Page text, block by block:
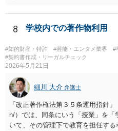
囲、⑥代償措置の有無といった判
れにしても、書面を拝見するなど
要はありますが、上記判断要素に
ては会社側の請求は認められにくい
8 学校内での著作物利用
#知的財産・特許 #芸能・エンタメ業界
#
#契約書作成・リーガルチェック
2026年5月21日
細川 大介 弁護士
「改正著作権法第３５条運用指針
n/）では、同条にいう「授業」を
いて、その管理下で教育を担任す